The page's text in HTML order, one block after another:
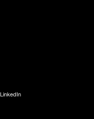
LinkedIn